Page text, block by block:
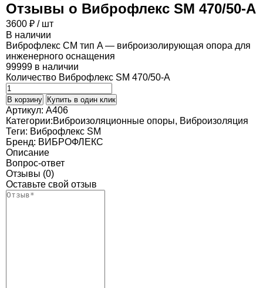
Отзывы о Виброфлекс SM 470/50-A
3600 ₽ / шт
В наличии
Виброфлекс СМ тип A — виброизолирующая опора для
инженерного оснащения
99999 в наличии
Количество Виброфлекс SM 470/50-A
В корзину Купить в один клик
Артикул: A406
Категории:Виброизоляционные опоры, Виброизоляция
Теги: Виброфлекс SM
Бренд: ВИБРОФЛЕКС
Описание
Вопрос-ответ
Отзывы (0)
Оставьте свой отзыв